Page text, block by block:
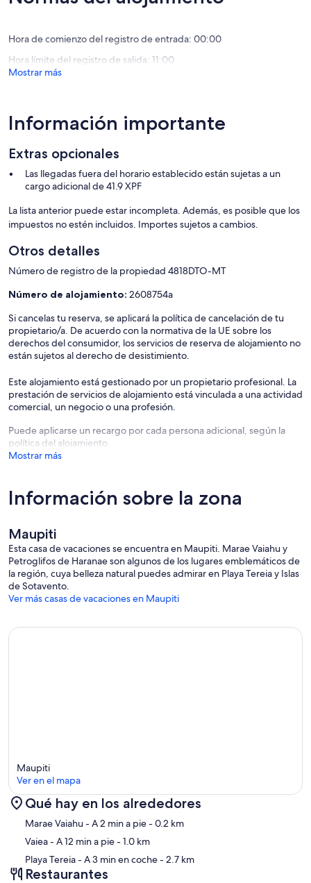
Casa familiar para hasta 8 personas
2 habitaciones con camas Queen size 2 colchones dobles
supletorios
Salón climatizado, ventiladores en las habitaciones
Snack y tienda de comestibles cerca
Cerca
Snack y tienda de comestibles: a 2 minutos a pie
Exploración de la isla: bicicletas gratuitas para descubrir Maupiti
Las fiestas y reuniones están estrictamente prohibidas dentro de la
vivienda.
Toda reserva está sujeta obligatoriamente a la aceptación sin
restricciones de nuestras condiciones generales de venta visibles en
generales.
Hora de comienzo del registro de entrada: 00:00
Hora límite del registro de salida: 11:00
Mostrar más
Información importante
Extras opcionales
Las llegadas fuera del horario establecido están sujetas a un
cargo adicional de 41.9 XPF
La lista anterior puede estar incompleta. Además, es posible que los
impuestos no estén incluidos. Importes sujetos a cambios.
Otros detalles
Número de registro de la propiedad 4818DTO-MT
Número de alojamiento: 2608754a
Si cancelas tu reserva, se aplicará la política de cancelación de tu
propietario/a. De acuerdo con la normativa de la UE sobre los
derechos del consumidor, los servicios de reserva de alojamiento no
están sujetos al derecho de desistimiento.
Este alojamiento está gestionado por un propietario profesional. La
prestación de servicios de alojamiento está vinculada a una actividad
comercial, un negocio o una profesión.
Puede aplicarse un recargo por cada persona adicional, según la
política del alojamiento.
Mostrar más
Información sobre la zona
Maupiti
Esta casa de vacaciones se encuentra en Maupiti. Marae Vaiahu y
Petroglifos de Haranae son algunos de los lugares emblemáticos de
la región, cuya belleza natural puedes admirar en Playa Tereia y Islas
de Sotavento.
Ver más casas de vacaciones en Maupiti
Mapa
Maupiti
Ver en el mapa
Qué hay en los alrededores
Marae Vaiahu - A 2 min a pie- 0.2 km
Vaiea- A 12 min a pie- 1.0 km
Playa Tereia- A 3 min en coche- 2.7 km
Restaurantes